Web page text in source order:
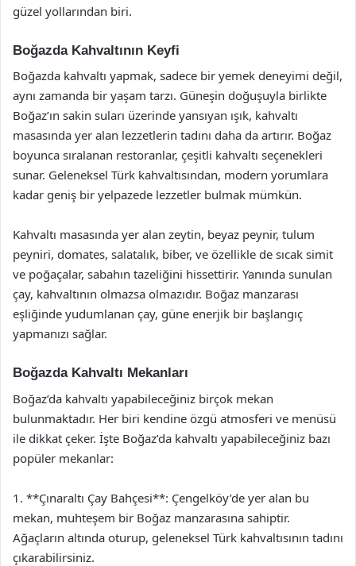
güzel yollarından biri.
Boğazda Kahvaltının Keyfi
Boğazda kahvaltı yapmak, sadece bir yemek deneyimi değil,
aynı zamanda bir yaşam tarzı. Güneşin doğuşuyla birlikte
Boğaz’ın sakin suları üzerinde yansıyan ışık, kahvaltı
masasında yer alan lezzetlerin tadını daha da artırır. Boğaz
boyunca sıralanan restoranlar, çeşitli kahvaltı seçenekleri
sunar. Geleneksel Türk kahvaltısından, modern yorumlara
kadar geniş bir yelpazede lezzetler bulmak mümkün.
Kahvaltı masasında yer alan zeytin, beyaz peynir, tulum
peyniri, domates, salatalık, biber, ve özellikle de sıcak simit
ve poğaçalar, sabahın tazeliğini hissettirir. Yanında sunulan
çay, kahvaltının olmazsa olmazıdır. Boğaz manzarası
eşliğinde yudumlanan çay, güne enerjik bir başlangıç
yapmanızı sağlar.
Boğazda Kahvaltı Mekanları
Boğaz’da kahvaltı yapabileceğiniz birçok mekan
bulunmaktadır. Her biri kendine özgü atmosferi ve menüsü
ile dikkat çeker. İşte Boğaz’da kahvaltı yapabileceğiniz bazı
popüler mekanlar:
1. **Çınaraltı Çay Bahçesi**: Çengelköy’de yer alan bu
mekan, muhteşem bir Boğaz manzarasına sahiptir.
Ağaçların altında oturup, geleneksel Türk kahvaltısının tadını
çıkarabilirsiniz.